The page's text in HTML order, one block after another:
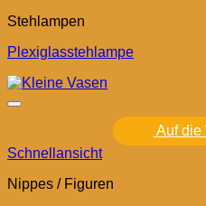
Stehlampen
Plexiglasstehlampe
Auf die
Schnellansicht
Nippes / Figuren